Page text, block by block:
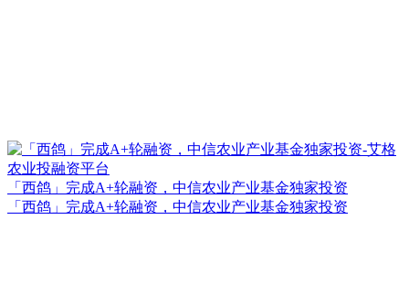
「西鸽」完成A+轮融资，中信农业产业基金独家投资
「西鸽」完成A+轮融资，中信农业产业基金独家投资